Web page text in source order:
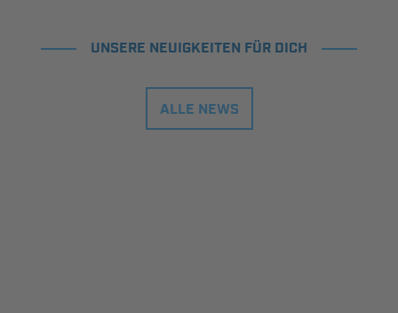
UNSERE NEUIGKEITEN FÜR DICH
ALLE NEWS